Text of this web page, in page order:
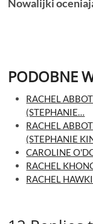
Nowalijki
PODOBNE
RACHEL
(STEPHANIE…
RACHEL
(STEPHANIE
CAROLINE
RACHEL
RACHEL